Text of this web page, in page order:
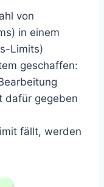
von
in einem
Limits)
geschaffen:
dafür gegeben
fällt, werden